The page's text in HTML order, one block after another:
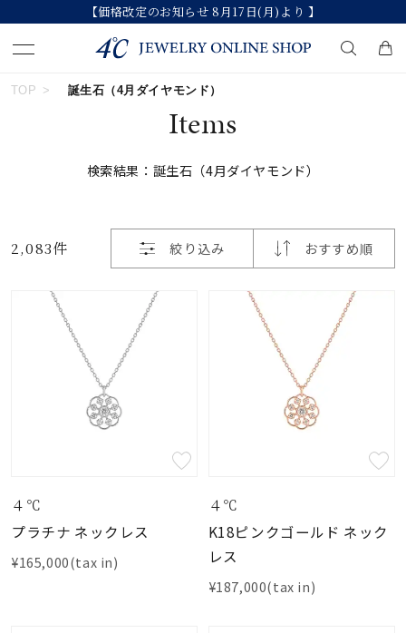
【価格改定のお知らせ 8月17日(月)より 】
人気検索キーワード
#刻印可 #メンズ ネックレス
ブランド
すべてのジュエリー
カラー
誕生石
TOP 誕生石（4月ダイヤモンド）
Items
検索結果：誕生石（4月ダイヤモンド）
2,083件 絞り込み おすすめ順
おすすめ順
新着順
お気に入り登録数
４℃
プラチナ ネックレス
¥165,000(tax in)
４℃
K18ピンクゴールド ネック
レス
¥187,000(tax in)